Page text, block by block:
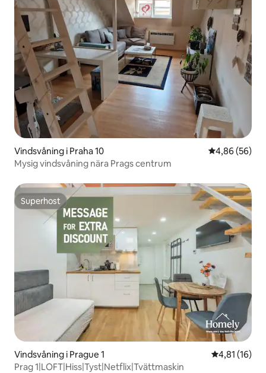
Vindsvåning i Praha 10 4,86 av 5 i
4,86 (56)
Mysig vindsvåning nära Prags centrum
Superhost
Superhost
Vindsvåning i Prague 1 4,81 av 5 i
4,81 (16)
Prag 1|LOFT|Hiss|Tyst|Netflix|Tvättmaskin